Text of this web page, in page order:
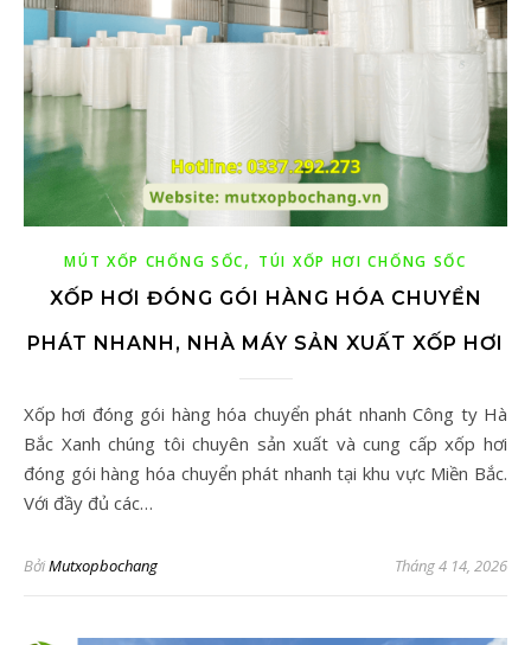
MÚT XỐP CHỐNG SỐC, TÚI XỐP HƠI CHỐNG SỐC
XỐP HƠI ĐÓNG GÓI HÀNG HÓA CHUYỂN
PHÁT NHANH, NHÀ MÁY SẢN XUẤT XỐP HƠI
Xốp hơi đóng gói hàng hóa chuyển phát nhanh Công ty Hà
Bắc Xanh chúng tôi chuyên sản xuất và cung cấp xốp hơi
đóng gói hàng hóa chuyển phát nhanh tại khu vực Miền Bắc.
Với đầy đủ các…
BởiMutxopbochang Tháng 4 14, 2026